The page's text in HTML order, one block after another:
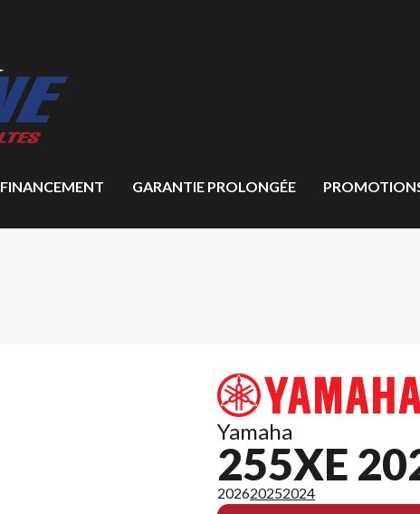
FINANCEMENT GARANTIE PROLONGÉE
Yamaha
255XE
202620252024